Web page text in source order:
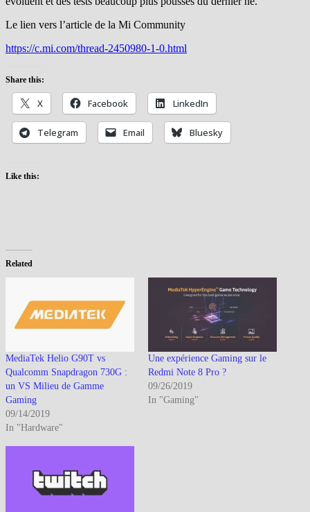
Le lien vers l’article de la Mi Community
https://c.mi.com/thread-2450980-1-0.html
Share this:
X Facebook LinkedIn
Telegram Email Bluesky
Like this:
Related
MediaTek Helio G90T vs
Qualcomm Snapdragon 730G :
un VS Milieu de Gamme
Gaming
09/14/2019
In "Hardware"
Une expérience Gaming sur le
Redmi Note 8 Pro ?
09/26/2019
In "Gaming"